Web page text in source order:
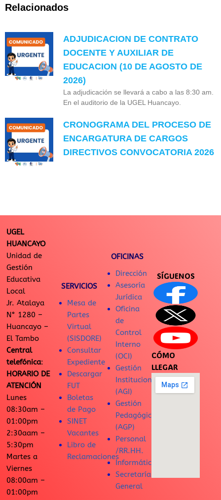
Relacionados
ADJUDICACION DE CONTRATO
DOCENTE Y AUXILIAR DE
EDUCACION (10 DE AGOSTO DE
2026)
La adjudicación se llevará a cabo a las 8:30 am.
En el auditorio de la UGEL Huancayo.
CRONOGRAMA DEL PROCESO DE
ENCARGATURA DE CARGOS
DIRECTIVOS CONVOCATORIA 2026
UGEL
HUANCAYO
Unidad de
Gestión
Educativa
Local
Jr. Atalaya
N° 1280 –
Huancayo –
El Tambo
Central
telefónica:
HORARIO DE
ATENCIÓN
Lunes
08:30am –
01:00pm
2:30aam –
5:30pm
Martes a
Viernes
08:00am –
01:00pm
SERVICIOS
Mesa de
Partes
Virtual
(SISDORE)
Consultar
Expediente
Descargar
FUT
Boletas
de Pago
SINET
Vacantes
Libro de
Reclamaciones
OFICINAS
Dirección
Asesoría
Jurídica
Oficina
de
Control
Interno
(OCI)
Gestión
Institucional
(AGI)
Gestión
Pedagógica
(AGP)
Personal
/RR.HH.
Informática
Secretaría
General
SÍGUENOS
CÓMO
LLEGAR